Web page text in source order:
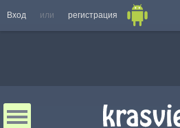
Вход или регистрация